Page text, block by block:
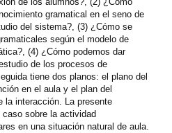
gramatical en el seno de
del sistema?, (3) ¿Cómo se
según el modelo de
(4) ¿Cómo podemos dar
de los procesos de
tiene dos planos: el plano del
en el aula y el plan del
la interacción. La presente
sobre la actividad
en una situación natural de aula.